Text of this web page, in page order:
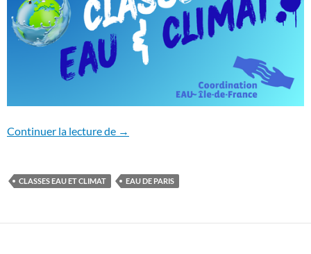
Continuer la lecture de L’eau a besoin de ta voix!
→
CLASSES EAU ET CLIMAT EAU DE PARIS